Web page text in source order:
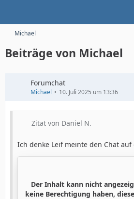
Michael
Beiträge von Michael
Forumchat
Michael 10. Juli 2025 um 13:36
Zitat von Daniel N.
Ich denke Leif meinte den Chat
Der Inhalt kann nicht
keine Berechtigung haben,